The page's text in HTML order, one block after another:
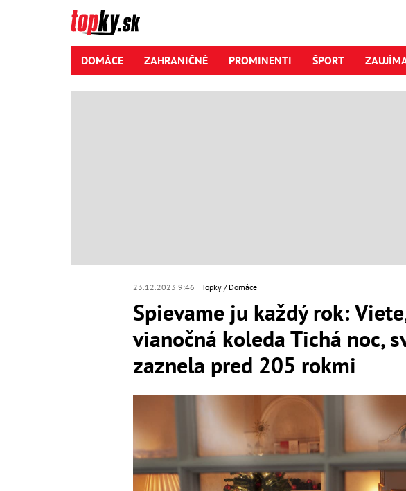
DOMÁCE ZAHRANIČNÉ PROMINENTI ŠPORT
23.12.2023 9:46 Topky Domáce
Spievame ju každý rok:
vianočná koleda Tichá noc,
zaznela pred 205 rokmi